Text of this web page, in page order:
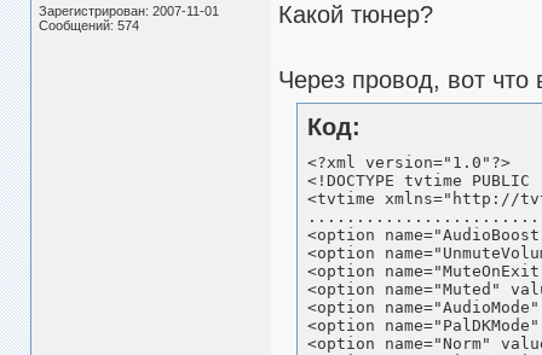
Зарегистрирован: 2007-11-01
Сообщений: 574
Какой тюнер?
Через провод, вот
Код:
<?xml version="1.0"?>
<!DOCTYPE tvtime
<tvtime xmlns="http://
<option
<option
<option
<option name="Muted"
<option
<option
<option name="Norm"